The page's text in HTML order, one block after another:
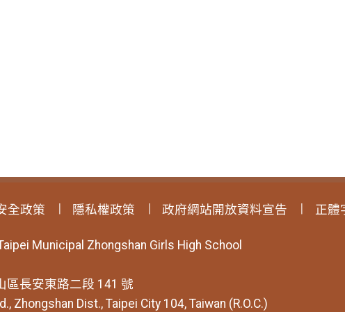
全政策 隱私權政策 政府網站開放資料宣告 正體
Municipal Zhongshan Girls High School
區長安東路二段 141 號
Zhongshan Dist., Taipei City 104, Taiwan (R.O.C.)